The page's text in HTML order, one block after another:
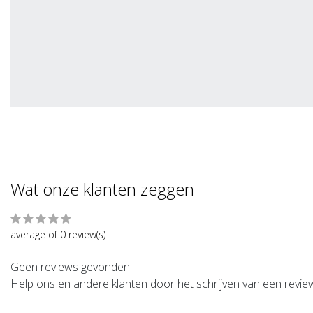
Wat onze klanten zeggen
average of 0 review(s)
Geen reviews gevonden
Help ons en andere klanten door het schrijven van een